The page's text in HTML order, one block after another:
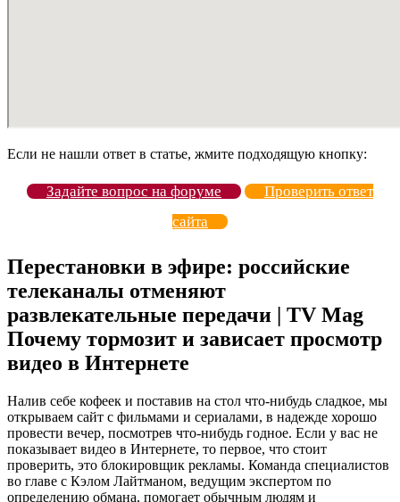
Если не нашли ответ в статье, жмите подходящую кнопку:
Задайте вопрос на форуме
Проверить ответ
сайта
Перестановки в эфире: российские
телеканалы отменяют
развлекательные передачи | TV Mag
Почему тормозит и зависает просмотр
видео в Интернете
Налив себе кофеек и поставив на стол что-нибудь сладкое, мы
открываем сайт с фильмами и сериалами, в надежде хорошо
провести вечер, посмотрев что-нибудь годное. Если у вас не
показывает видео в Интернете, то первое, что стоит
проверить, это блокировщик рекламы. Команда специалистов
во главе с Кэлом Лайтманом, ведущим экспертом по
определению обмана, помогает обычным людям и